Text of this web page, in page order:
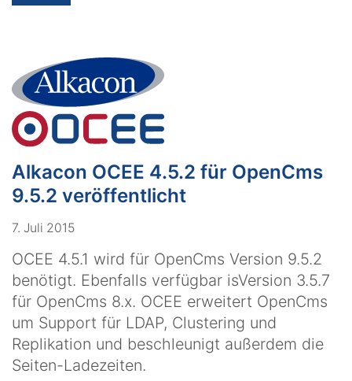
Alkacon OCEE 4.5.2 für OpenCms
9.5.2 veröffentlicht
7. Juli 2015
OCEE 4.5.1 wird für OpenCms Version 9.5.2
benötigt. Ebenfalls verfügbar isVersion 3.5.7
für OpenCms 8.x. OCEE erweitert OpenCms
um Support für LDAP, Clustering und
Replikation und beschleunigt außerdem die
Seiten-Ladezeiten.